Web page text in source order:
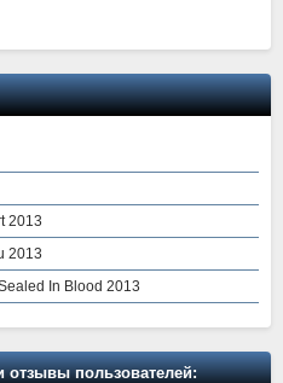
2013
2013
In Blood 2013
пользователей: